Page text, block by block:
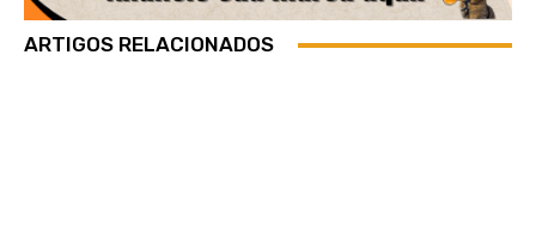
ARTIGOS RELACIONADOS